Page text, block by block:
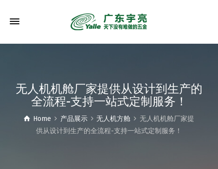
无人机机舱厂家提供从设计到生产的
全流程-支持一站式定制服务！
Home 产品展示 无人机方舱
无人机机舱厂家提
供从设计到生产的全流程-支持一站式定制服务！